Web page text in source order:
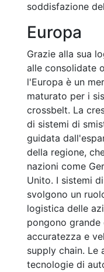
soddisfazione
Europa
Grazie alla sua
alle consolidate
l'Europa è un
maturato per i
crossbelt. La
di sistemi di
guidata
della regione,
nazioni come
Unito. I sistemi
svolgono un
logistica delle
pongono grande
accuratezza e
supply chain. Le
tecnologie di